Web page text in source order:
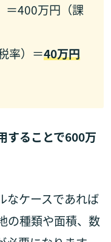
＝400万円（課
率）＝40万円
することで600万
なケースであれば
の種類や面積、数